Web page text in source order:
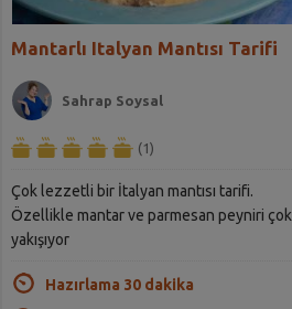
Mantarlı Italyan Mantısı Tarifi
Sahrap Soysal
(1)
Çok lezzetli bir İtalyan mantısı tarifi.
Özellikle mantar ve parmesan peyniri çok
yakışıyor
Hazırlama 30 dakika